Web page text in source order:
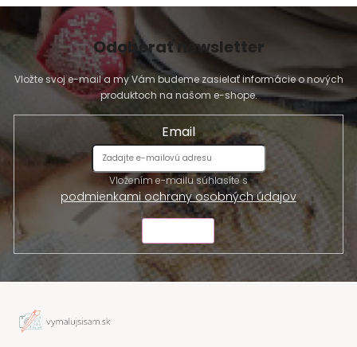
Odoberať newsletter
Vložte svoj e-mail a my Vám budeme zasielať informácie o nových
produktoch na našom e-shope.
Email
Vložením e-mailu súhlasíte s
podmienkami ochrany osobných údajov